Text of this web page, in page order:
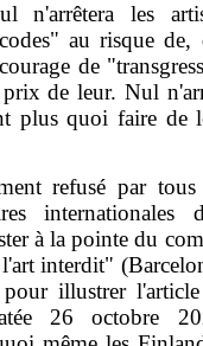
n'arrêtera les
au risque de,
de
de leur. Nul
plus quoi faire de
refusé par tous
internationales
à la pointe du
interdit"
illustrer
26 octobre